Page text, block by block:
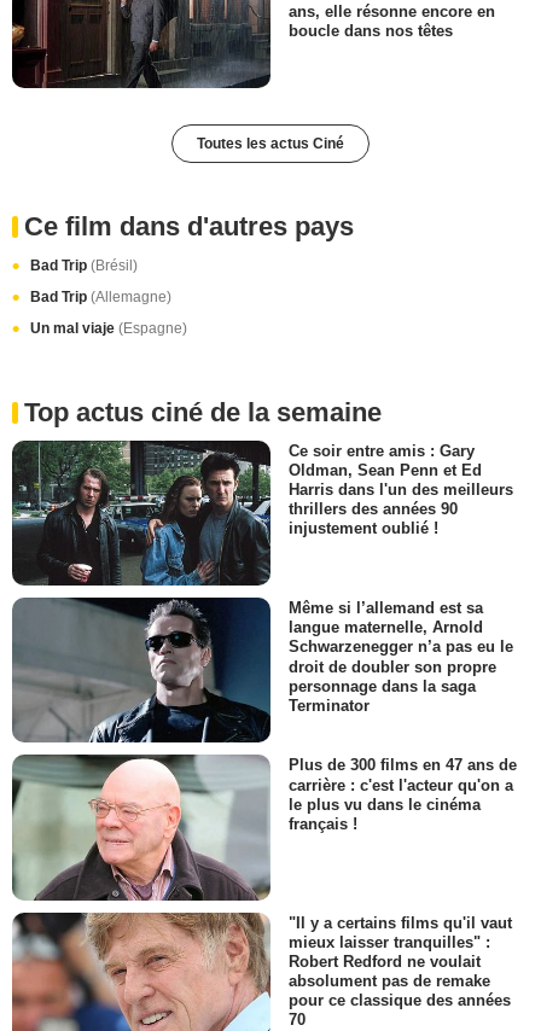
ans, elle résonne encore en
boucle dans nos têtes
Toutes les actus Ciné
Ce film dans d'autres pays
Bad Trip (Brésil)
Bad Trip (Allemagne)
Un mal viaje (Espagne)
Top actus ciné de la semaine
Ce soir entre amis : Gary
Oldman, Sean Penn et Ed
Harris dans l'un des meilleurs
thrillers des années 90
injustement oublié !
Même si l’allemand est sa
langue maternelle, Arnold
Schwarzenegger n’a pas eu le
droit de doubler son propre
personnage dans la saga
Terminator
Plus de 300 films en 47 ans de
carrière : c'est l'acteur qu'on a
le plus vu dans le cinéma
français !
"Il y a certains films qu'il vaut
mieux laisser tranquilles" :
Robert Redford ne voulait
absolument pas de remake
pour ce classique des années
70